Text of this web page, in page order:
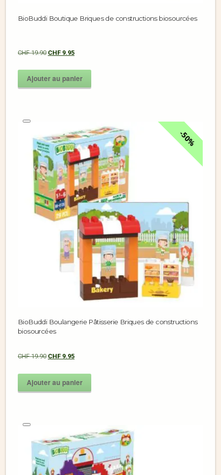
BioBuddi Boutique Briques de constructions biosourcées
CHF19.90 CHF 9.95
Ajouter au panier
50%
BioBuddi Boulangerie Pâtisserie Briques de constructions
biosourcées
CHF19.90 CHF 9.95
Ajouter au panier